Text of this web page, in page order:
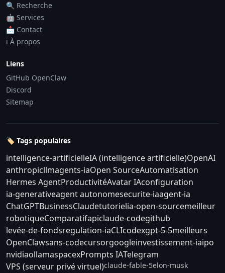
🔍 Recherche
🤖 Services
📩 Contact
ℹ️ À propos
Liens
GitHub OpenClaw
Discord
Sitemap
🏷️ Tags populaires
intelligence-artificielleIA (intelligence artificielle)OpenAI
anthropicllmagents-iaOpen SourceAutomatisation
Hermes AgentProductivitéAvatar IAconfiguration
ia-generativeagent autonomesecurite-iaagent-ia
ChatGPTBusinessClaudetutorielia-open-sourcemeilleur
robotiqueComparatifapiclaude-codegithub
levée-de-fondsregulation-iaCLIcodexgpt-5-5meilleurs
OpenClawsans-codecursorgoogleinvestissement-iaipo
nvidiaollamaspacexPrompts IATelegram
VPS (serveur privé virtuel)claude-fable-5elon-musk